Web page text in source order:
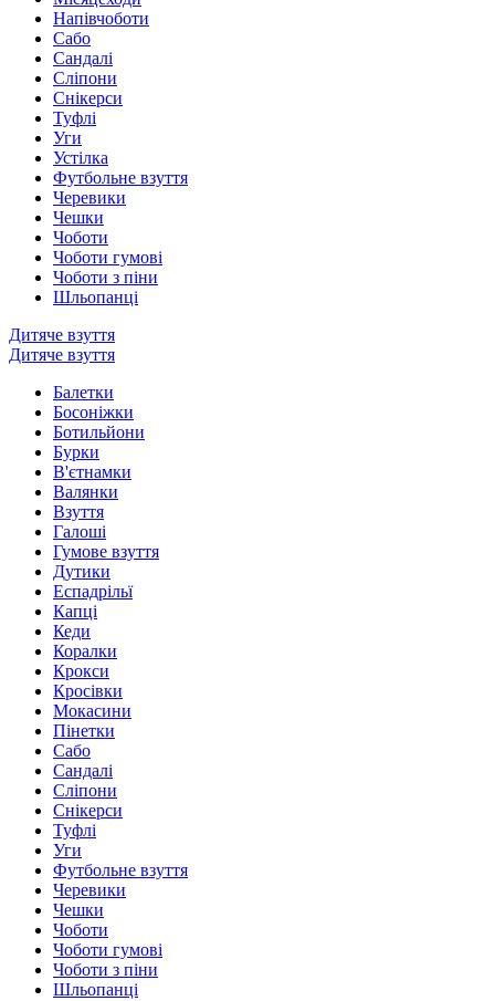
Напівчоботи
Сабо
Сандалі
Сліпони
Снікерси
Туфлі
Уги
Устілка
Футбольне взуття
Черевики
Чешки
Чоботи
Чоботи гумові
Чоботи з піни
Шльопанці
Дитяче взуття
Дитяче взуття
Балетки
Босоніжки
Ботильйони
Бурки
В'єтнамки
Валянки
Взуття
Галоші
Гумове взуття
Дутики
Еспадрільї
Капці
Кеди
Коралки
Крокси
Кросівки
Мокасини
Пінетки
Сабо
Сандалі
Сліпони
Снікерси
Туфлі
Уги
Футбольне взуття
Черевики
Чешки
Чоботи
Чоботи гумові
Чоботи з піни
Шльопанці